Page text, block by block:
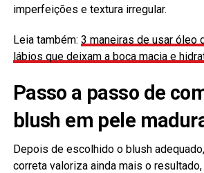
imperfeições e textura irregular.
Leia também: 3 maneiras de usar óleo
lábios que deixam a boca macia e
Passo a passo de
blush em pele
Depois de escolhido o blush
correta valoriza ainda mais o